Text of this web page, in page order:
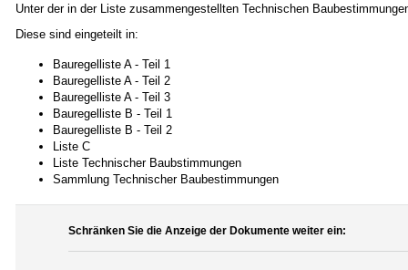
Unter der in der Liste zusammengestellten Technischen
Diese sind eingeteilt in:
Bauregelliste A - Teil 1
Bauregelliste A - Teil 2
Bauregelliste A - Teil 3
Bauregelliste B - Teil 1
Bauregelliste B - Teil 2
Liste C
Liste Technischer Baubstimmungen
Sammlung Technischer Baubestimmungen
Schränken Sie die Anzeige der Dokumente weiter ein: